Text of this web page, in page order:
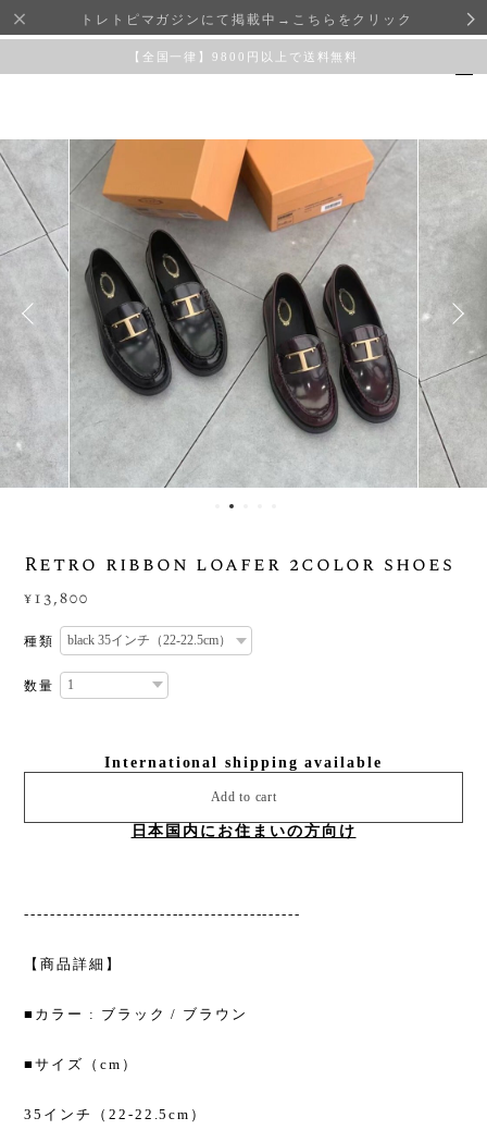
トレトピマガジンにて掲載中→こちらをクリック
【全国一律】9800円以上で送料無料
Retro ribbon loafer 2color shoes
¥13,800
種類
数量
International shipping available
Add to cart
日本国内にお住まいの方向け
-------------------------------------------
【商品詳細】
■カラー : ブラック / ブラウン
■サイズ（cm）
35インチ（22-22.5cm）